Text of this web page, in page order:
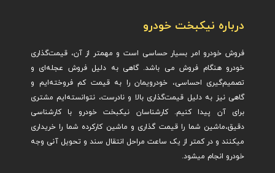
درباره نیکبخت خودرو
فروش خودرو امر بسیار حساسی است و مهمتر از آن، قیمت‌گذاری
خودرو هنگام فروش می باشد. گاهی به دلیل فروش عجله‌ای و
تصمیم‌گیری احساسی، خودرویمان را به قیمت کم فروخته‌ایم و
گاهی نیز به دلیل قیمت‌گذاری بالا و نادرست، نتوانسته‌ایم مشتری
برای آن پیدا کنیم. کارشناسان نیکبخت خودرو با کارشناسی
دقیق،ماشین شما را قیمت گذاری و ماشین کارکرده شما را خریداری
میکنند و در کمتر از یک ساعت مراحل انتقال سند و تحویل آنی وجه
خودرو انجام میشود.